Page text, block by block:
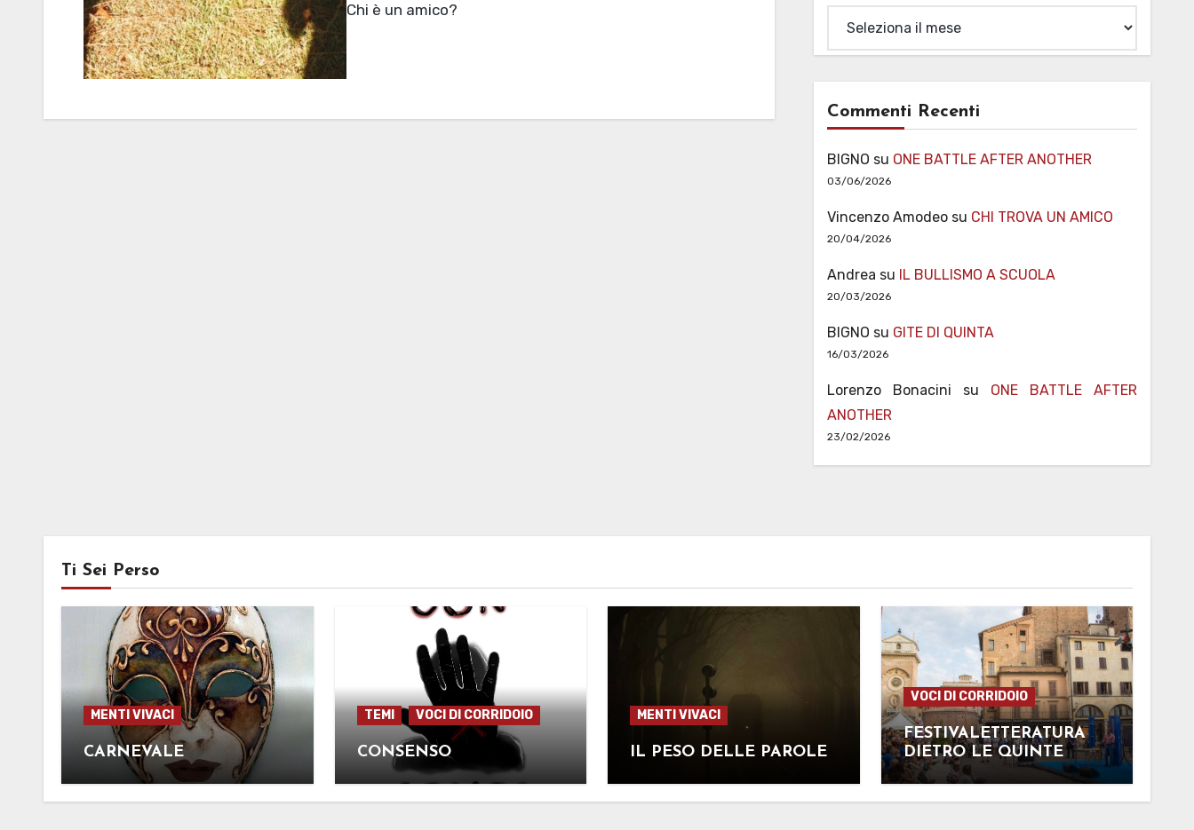
Chi è un amico?
Commenti Recenti
BIGNO su ONE BATTLE AFTER ANOTHER
03/06/2026
Vincenzo Amodeosu CHI TROVA UN AMICO
20/04/2026
Andrea su IL BULLISMO A SCUOLA
20/03/2026
BIGNO su GITE DI QUINTA
16/03/2026
Lorenzo Bonacini su ONE BATTLE AFTER
ANOTHER
23/02/2026
Ti Sei Perso
MENTI VIVACI
CARNEVALE
TEMI VOCI DI CORRIDOIO
CONSENSO
MENTI VIVACI
IL PESO DELLE PAROLE
VOCI DI CORRIDOIO
FESTIVALETTERATURA
DIETRO LE QUINTE